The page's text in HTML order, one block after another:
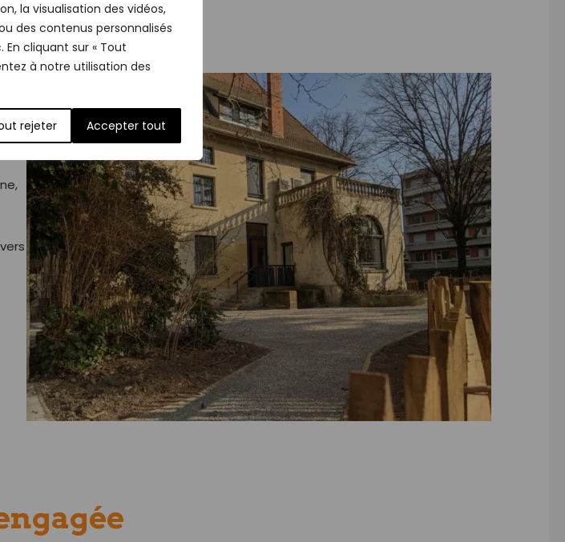
la visualisation des vidéos,
des contenus personnalisés
cliquant sur « Tout
à notre utilisation des
rejeter Accepter tout